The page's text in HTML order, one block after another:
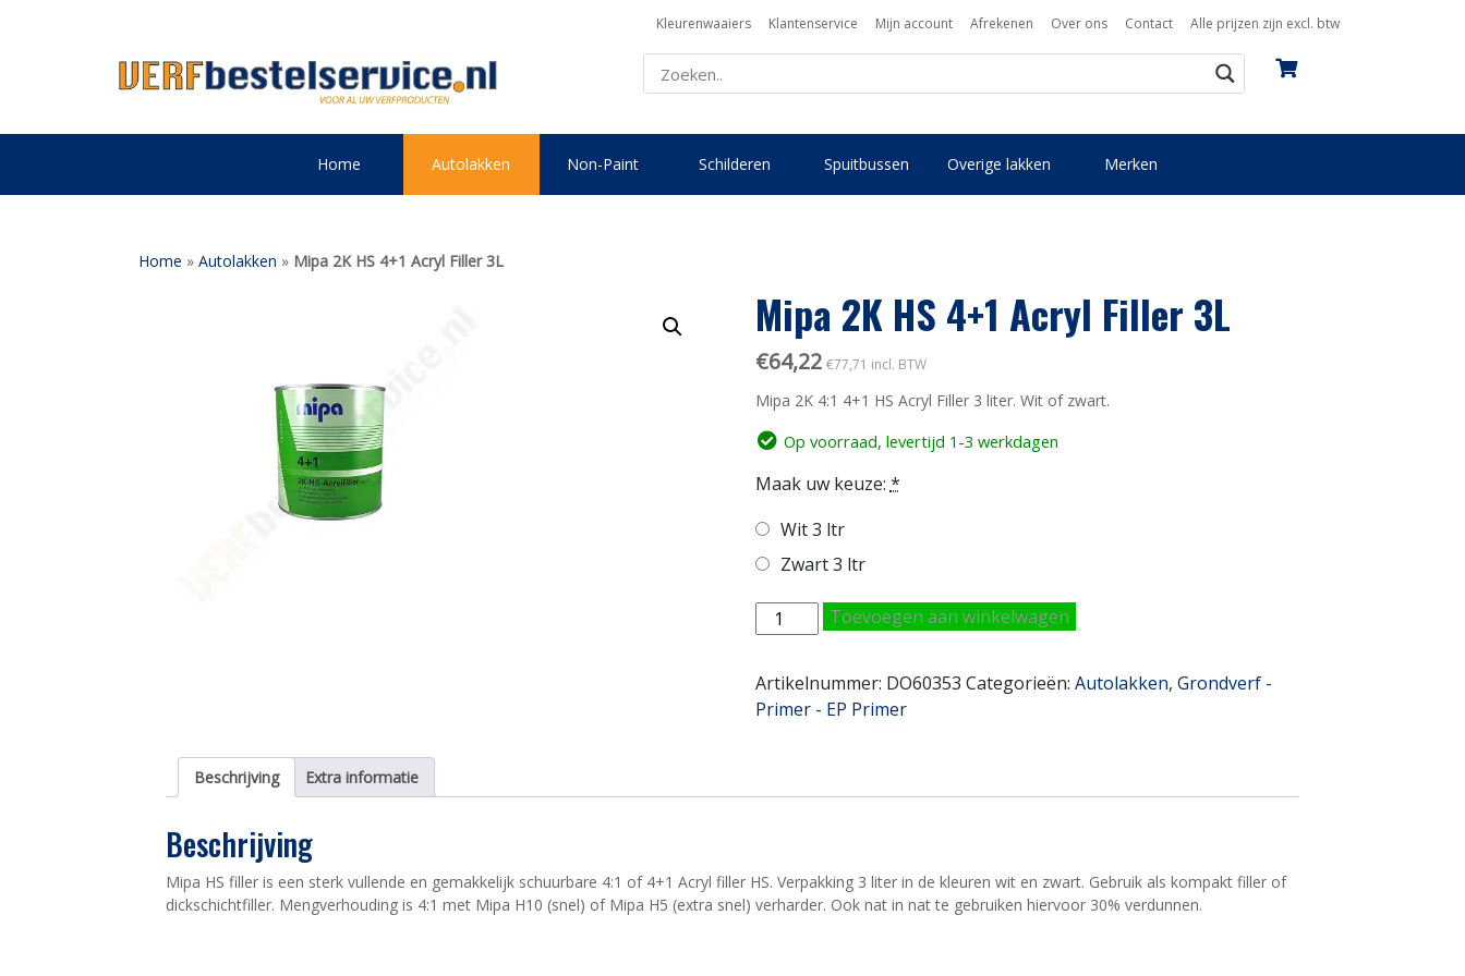
Kleurenwaaiers Klantenservice Mijn account Afrekenen Over ons Contact Alle prijzen zijn excl. btw
Home Autolakken Non-Paint Schilderen Spuitbussen Overige lakken Merken
Home » Autolakken » Mipa 2K HS 4+1 Acryl Filler 3L
Mipa 2K HS 4+1 Acryl Filler 3L
€64,22 €77,71 incl. BTW
Mipa 2K 4:1 4+1 HS Acryl Filler 3 liter. Wit of zwart.
Op voorraad, levertijd 1-3 werkdagen
Maak uw keuze: *
Wit 3 ltr
Zwart 3 ltr
Mipa
2K
4+1
Acryl
aantal
Toevoegen aan winkelwagen
Artikelnummer: DO60353 Categorieën: Autolakken, Grondverf -
Primer - EP Primer
Beschrijving Extra informatie
Beschrijving
Mipa HS filler is een sterk vullende en gemakkelijk schuurbare 4:1 of 4+1 Acryl filler HS. Verpakking 3 liter in de kleuren wit en zwart. Gebruik als kompakt filler of
dickschichtfiller. Mengverhouding is 4:1 met Mipa H10 (snel) of Mipa H5 (extra snel) verharder. Ook nat in nat te gebruiken hiervoor 30% verdunnen.